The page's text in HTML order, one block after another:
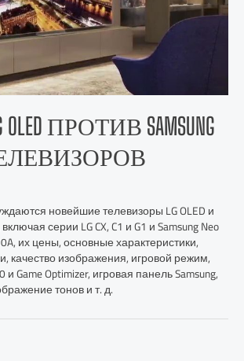
ПРОТИВ SAMSUNG
ТЕЛЕВИЗОРОВ
новейшие телевизоры LG OLED и
серии LG CX, C1 и G1 и Samsung Neo
их цены, основные характеристики,
качество изображения, игровой режим,
и Game Optimizer, игровая панель Samsung,
тонов и т. д.